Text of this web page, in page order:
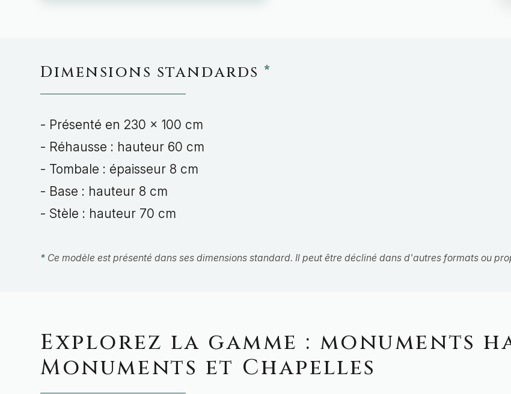
Dimensions standards *
- Présenté en 230 x 100 cm
- Réhausse : hauteur 60 cm
- Tombale : épaisseur 8 cm
- Base : hauteur 8 cm
- Stèle : hauteur 70 cm
* Ce modèle est présenté dans ses dimensions standard. Il peut être décliné dans d'autres formats ou
Explorez la gamme : monuments
Monuments et Chapelles